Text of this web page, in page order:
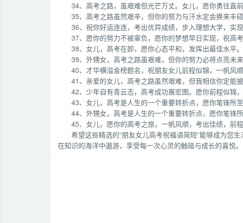
34、高考之路，虽艰难但光芒万丈。女儿，愿你勇往直前
35、高考之路虽然艰辛，但你的努力与汗水定会换来丰
36、祝你好运连连，考出优异成绩，步入理想大学，实现
37、愿你的努力不被辜负，愿你的梦想早日实现，祝高考
38、女儿，高考在即，愿你心态平和，发挥出最佳水平
39、外甥女，高考之路虽艰难，但你的努力必将点亮未
40、才华横溢金榜题名，祝朋友女儿前程似锦，一帆风顺
41、亲爱的女儿，高考之路虽然艰难，但我相信你定能
42、少年自有青云志，高考成功展宏图。愿你前程似锦，
43、女儿，高考是人生的一个重要转折点，愿你笔锋所
44、外甥女，高考是人生的一个重要转折点，愿你笔锋
45、女儿，愿你的高考之旅，一帆风顺，考出佳绩，前程
希望这些精选的“朋友女儿高考祝福语简短”能够成为您
在知识的海洋中遨游，享受每一次心灵的触碰与成长的喜悦。